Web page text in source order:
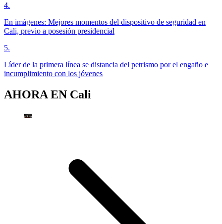
4.
En imágenes: Mejores momentos del dispositivo de seguridad en
Cali, previo a posesión presidencial
5.
Líder de la primera línea se distancia del petrismo por el engaño e
incumplimiento con los jóvenes
AHORA EN Cali